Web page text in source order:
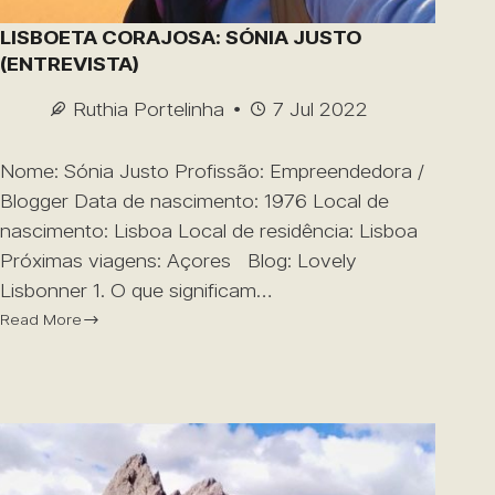
LISBOETA CORAJOSA: SÓNIA JUSTO
(ENTREVISTA)
Ruthia Portelinha
7 Jul 2022
Nome: Sónia Justo Profissão: Empreendedora /
Blogger Data de nascimento: 1976 Local de
nascimento: Lisboa Local de residência: Lisboa
Próximas viagens: Açores Blog: Lovely
Lisbonner 1. O que significam…
Read More